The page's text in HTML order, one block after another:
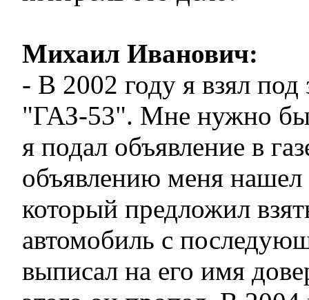
Михаил Иванович:
- В 2002 году я взял под
"ГАЗ-53". Мне нужно
я подал объявление в
объявлению меня нашел
который предложил
автомобиль с
выписал на его имя